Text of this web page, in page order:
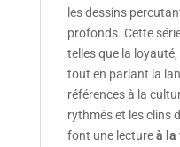
les dessins
profonds. Cette
telles que la
tout en parlant la
références à la
rythmés et les clins
font une lectureà la